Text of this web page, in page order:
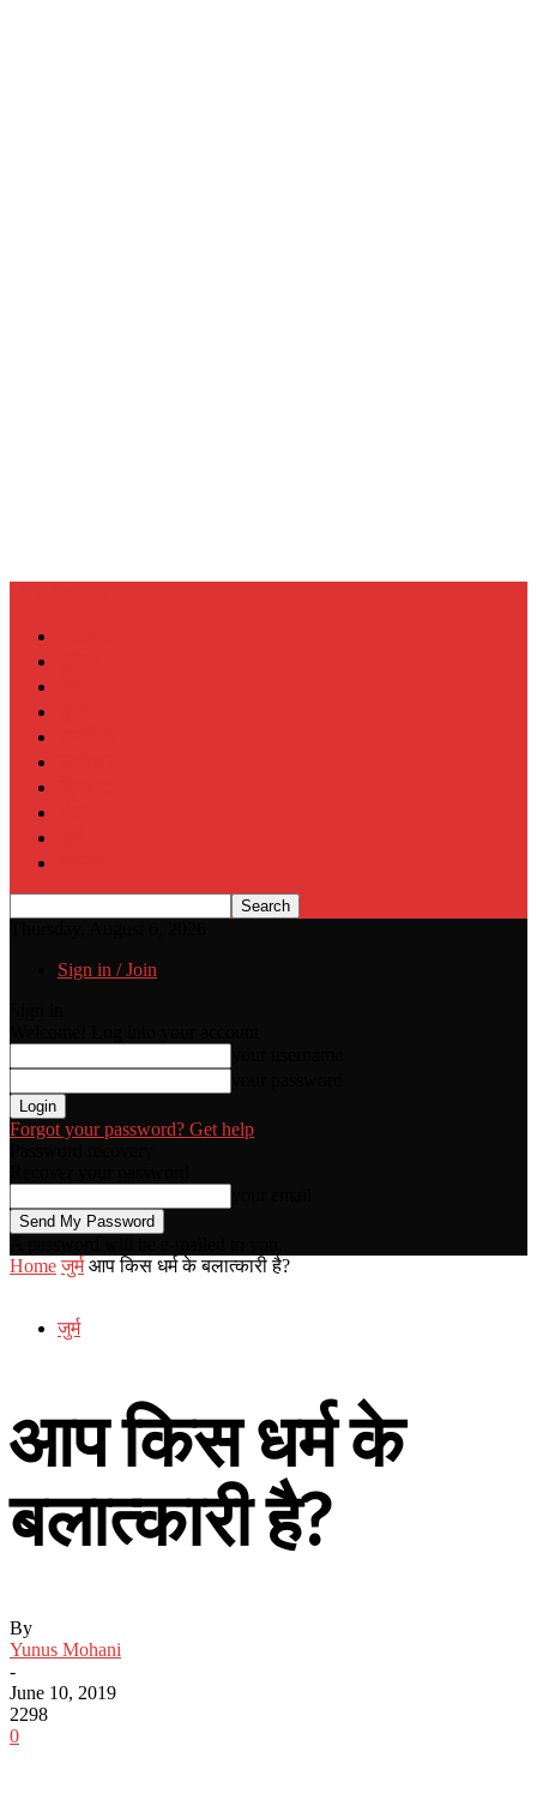
Sign in / Join
Forgot your password? Get help
Home जुर्म आप किस धर्म के बलात्कारी है?
जुर्म
आप किस धर्म के
बलात्कारी है?
By
Yunus Mohani
-
June 10, 2019
2298
0